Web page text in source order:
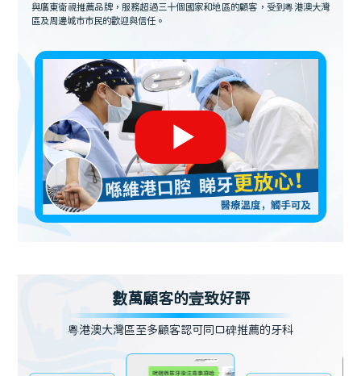
與廣東衛視推薦品牌，服務超過三十個國家和地區的顧客，受到粵港澳大灣
區及周邊城市市民的歡迎與信任。
數萬顧客的壹致好評
粵港澳大灣區至多顧客認可同口碑推薦的牙科